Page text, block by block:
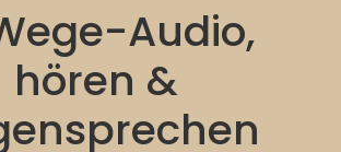
Audio,
hören &